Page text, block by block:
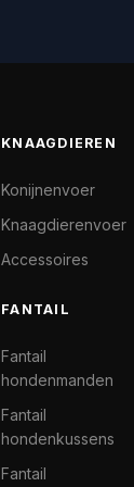
KNAAGDIEREN
Konijnenvoer
Knaagdierenvoer
Accessoires
FANTAIL
Fantail
hondenmanden
Fantail
hondenkussens
Fantail